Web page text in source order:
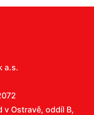
a.s.
v Ostravě, oddíl B,